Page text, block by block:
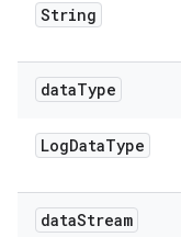
String
dataType
LogDataType
dataStream